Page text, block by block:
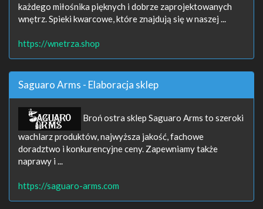
każdego miłośnika pięknych i dobrze zaprojektowanych
wnętrz. Spieki kwarcowe, które znajdują się w naszej ...
https://wnetrza.shop
Saguaro Arms - Elaboracja sklep
Broń ostra sklep Saguaro Arms to szeroki
wachlarz produktów, najwyższa jakość, fachowe
doradztwo i konkurencyjne ceny. Zapewniamy także
naprawy i ...
https://saguaro-arms.com